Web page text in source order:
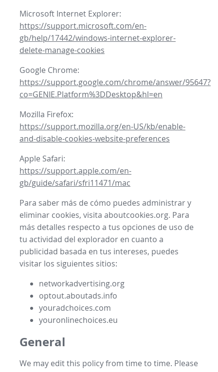
Microsoft Internet Explorer:
https://support.microsoft.com/en-
gb/help/17442/windows-internet-explorer-
delete-manage-cookies
Google Chrome:
https://support.google.com/chrome/answer/95647?
co=GENIE.Platform%3DDesktop&hl=en
Mozilla Firefox:
https://support.mozilla.org/en-US/kb/enable-
and-disable-cookies-website-preferences
Apple Safari:
https://support.apple.com/en-
gb/guide/safari/sfri11471/mac
Para saber más de cómo puedes administrar y
eliminar cookies, visita aboutcookies.org. Para
más detalles respecto a tus opciones de uso de
tu actividad del explorador en cuanto a
publicidad basada en tus intereses, puedes
visitar los siguientes sitios:
networkadvertising.org
optout.aboutads.info
youradchoices.com
youronlinechoices.eu
General
We may edit this policy from time to time. Please